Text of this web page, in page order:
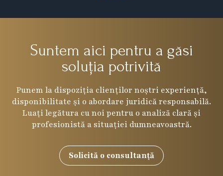
Suntem aici pentru a găsi
soluția potrivită
Punem la dispoziția clienților noștri experiență,
disponibilitate și o abordare juridică responsabilă.
Luați legătura cu noi pentru o analiză clară și
profesionistă a situației dumneavoastră.
Solicită o consultanță